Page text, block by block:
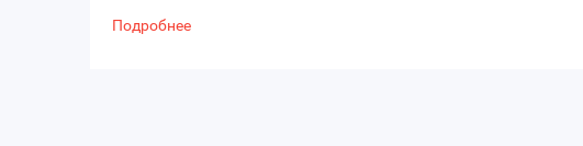
Подробнее